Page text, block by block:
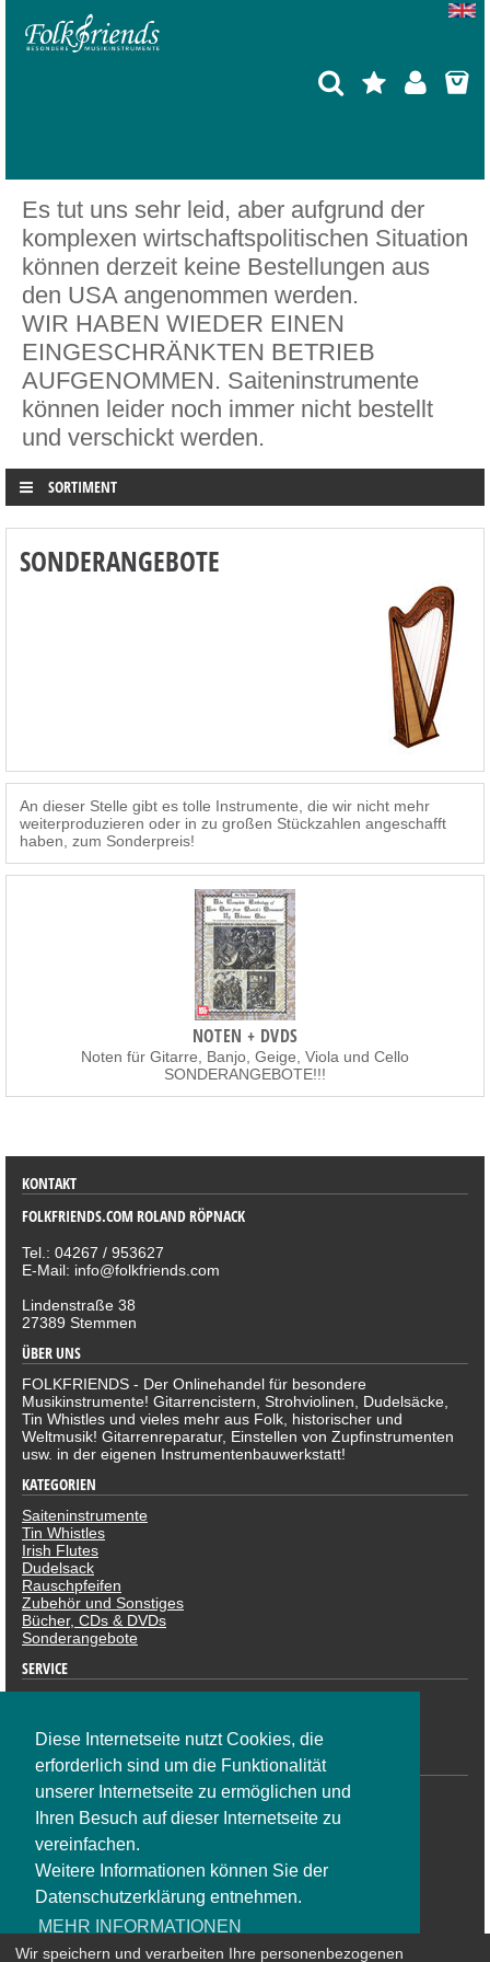
Diese Internetseite nutzt Cookies, die
erforderlich sind um die Funktionalität
unserer Internetseite zu ermöglichen und
Ihren Besuch auf dieser Internetseite zu
vereinfachen.
Weitere Informationen können Sie der
Datenschutzerklärung entnehmen.
MEHR INFORMATIONEN
Es tut uns sehr leid, aber aufgrund der
komplexen wirtschaftspolitischen Situation
können derzeit keine Bestellungen aus
den USA angenommen werden.
WIR HABEN WIEDER EINEN
EINGESCHRÄNKTEN BETRIEB
AUFGENOMMEN. Saiteninstrumente
können leider noch immer nicht bestellt
und verschickt werden.
SORTIMENT
SONDERANGEBOTE
An dieser Stelle gibt es tolle Instrumente, die wir nicht mehr
weiterproduzieren oder in zu großen Stückzahlen angeschafft
haben, zum Sonderpreis!
NOTEN + DVDS
Noten für Gitarre, Banjo, Geige, Viola und Cello
SONDERANGEBOTE!!!
KONTAKT
FOLKFRIENDS.COM ROLAND RÖPNACK
Tel.: 04267 / 953627
E-Mail: info@folkfriends.com
Lindenstraße 38
27389 Stemmen
ÜBER UNS
FOLKFRIENDS - Der Onlinehandel für besondere
Musikinstrumente! Gitarrencistern, Strohviolinen, Dudelsäcke,
Tin Whistles und vieles mehr aus Folk, historischer und
Weltmusik! Gitarrenreparatur, Einstellen von Zupfinstrumenten
usw. in der eigenen Instrumentenbauwerkstatt!
KATEGORIEN
Saiteninstrumente
Tin Whistles
Irish Flutes
Dudelsack
Rauschpfeifen
Zubehör und Sonstiges
Bücher, CDs & DVDs
Sonderangebote
SERVICE
Widerruf
ZAHLUNGSARTEN
SOCIAL NETWORK
Wir speichern und verarbeiten Ihre personenbezogenen